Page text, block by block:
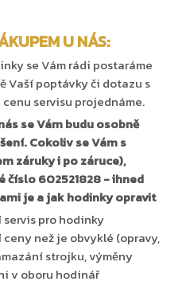
U NÁS:
se Vám rádi postaráme
Vaší poptávky či dotazu s
servisu projednáme.
se Vám budu osobně
Cokoliv se Vám s
záruky i po záruce),
číslo 602521828 - ihned
je a jak hodinky opravit
pro hodinky
než je obvyklé (opravy,
strojku, výměny
v oboru hodinář